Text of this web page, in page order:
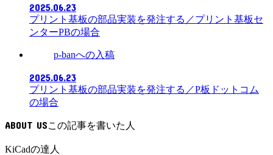
2025.06.23
プリント基板の部品実装を発注する／プリント基板セ
ンターPBの場合
p-banへの入稿
2025.06.23
プリント基板の部品実装を発注する／P板ドットコム
の場合
ABOUT US
KiCadの達人